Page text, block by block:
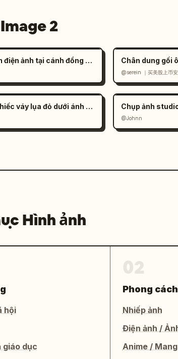
2
Ảnh thời trang phong cách điện ảnh tại cánh đồng muối đầy tâm trạng Chân dung gối
@serein ｜买美股上币安
Chân dung phụ nữ trong chiếc váy lụa đỏ dưới ánh nắng Chụp ảnh
@Johnn
Hình ảnh
hội
giáo dục
Phong cách
Nhiếp ảnh
Điện ảnh /
Anime /